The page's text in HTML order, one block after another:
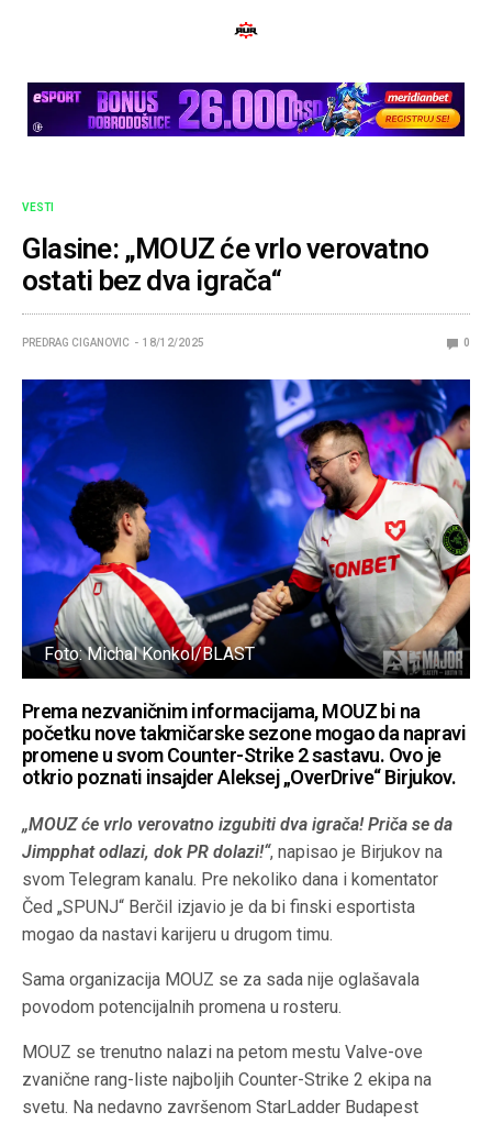
VESTI
Glasine: „MOUZ će vrlo verovatno
ostati bez dva igrača“
PREDRAG CIGANOVIC 18/12/2025 0
Foto: Michal Konkol/BLAST
Prema nezvaničnim informacijama, MOUZ bi na
početku nove takmičarske sezone mogao da napravi
promene u svom Counter-Strike 2 sastavu. Ovo je
otkrio poznati insajder Aleksej „OverDrive“ Birjukov.
„MOUZ će vrlo verovatno izgubiti dva igrača! Priča se da
Jimpphat odlazi, dok PR dolazi!“, napisao je Birjukov na
svom Telegram kanalu. Pre nekoliko dana i komentator
Čed „SPUNJ“ Berčil izjavio je da bi finski esportista
mogao da nastavi karijeru u drugom timu.
Sama organizacija MOUZ se za sada nije oglašavala
povodom potencijalnih promena u rosteru.
MOUZ se trenutno nalazi na petom mestu Valve-ove
zvanične rang-liste najboljih Counter-Strike 2 ekipa na
svetu. Na nedavno završenom StarLadder Budapest